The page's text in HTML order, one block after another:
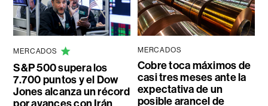
MERCADOS
S&P 500 supera los
7.700 puntos y el Dow
Jones alcanza un récord
MERCADOS
Cobre toca máximos de
casi tres meses ante la
expectativa de un
posible arancel de